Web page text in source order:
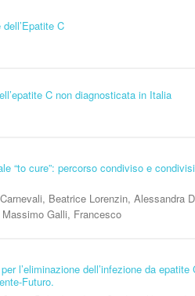
C
C non diagnosticata in Italia
“to cure”: percorso condiviso e
Beatrice Lorenzin, Alessandra
Galli, Francesco
l’eliminazione dell’infezione da
Futuro.